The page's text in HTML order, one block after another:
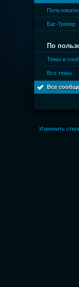
Баг-Трекер
По
Темы и
Все темы
Все
Изменить